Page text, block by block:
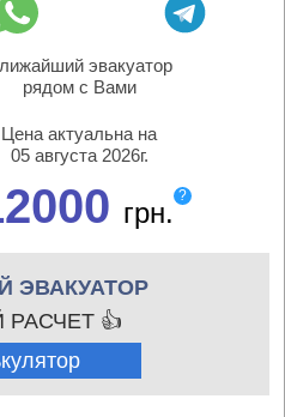
эвакуатор
рядом с Вами
Цена актуальна на
05 августа 2026г.
грн.
?
ЭВАКУАТОР
👍